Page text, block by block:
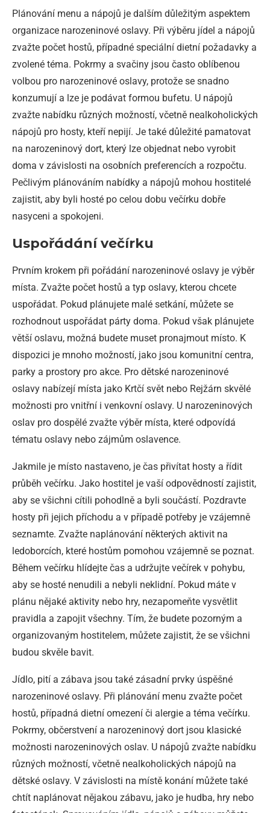
Plánování menu a nápojů je dalším důležitým aspektem
organizace narozeninové oslavy. Při výběru jídel a nápojů
zvažte počet hostů, případné speciální dietní požadavky a
zvolené téma. Pokrmy a svačiny jsou často oblíbenou
volbou pro narozeninové oslavy, protože se snadno
konzumují a lze je podávat formou bufetu. U nápojů
zvažte nabídku různých možností, včetně nealkoholických
nápojů pro hosty, kteří nepijí. Je také důležité pamatovat
na narozeninový dort, který lze objednat nebo vyrobit
doma v závislosti na osobních preferencích a rozpočtu.
Pečlivým plánováním nabídky a nápojů mohou hostitelé
zajistit, aby byli hosté po celou dobu večírku dobře
nasyceni a spokojeni.
Uspořádání večírku
Prvním krokem při pořádání narozeninové oslavy je výběr
místa. Zvažte počet hostů a typ oslavy, kterou chcete
uspořádat. Pokud plánujete malé setkání, můžete se
rozhodnout uspořádat párty doma. Pokud však plánujete
větší oslavu, možná budete muset pronajmout místo. K
dispozici je mnoho možností, jako jsou komunitní centra,
parky a prostory pro akce. Pro dětské narozeninové
oslavy nabízejí místa jako Krtčí svět nebo Rejžárn skvělé
možnosti pro vnitřní i venkovní oslavy. U narozeninových
oslav pro dospělé zvažte výběr místa, které odpovídá
tématu oslavy nebo zájmům oslavence.
Jakmile je místo nastaveno, je čas přivítat hosty a řídit
průběh večírku. Jako hostitel je vaší odpovědností zajistit,
aby se všichni cítili pohodlně a byli součástí. Pozdravte
hosty při jejich příchodu a v případě potřeby je vzájemně
seznamte. Zvažte naplánování některých aktivit na
ledoborcích, které hostům pomohou vzájemně se poznat.
Během večírku hlídejte čas a udržujte večírek v pohybu,
aby se hosté nenudili a nebyli neklidní. Pokud máte v
plánu nějaké aktivity nebo hry, nezapomeňte vysvětlit
pravidla a zapojit všechny. Tím, že budete pozorným a
organizovaným hostitelem, můžete zajistit, že se všichni
budou skvěle bavit.
Jídlo, pití a zábava jsou také zásadní prvky úspěšné
narozeninové oslavy. Při plánování menu zvažte počet
hostů, případná dietní omezení či alergie a téma večírku.
Pokrmy, občerstvení a narozeninový dort jsou klasické
možnosti narozeninových oslav. U nápojů zvažte nabídku
různých možností, včetně nealkoholických nápojů na
dětské oslavy. V závislosti na místě konání můžete také
chtít naplánovat nějakou zábavu, jako je hudba, hry nebo